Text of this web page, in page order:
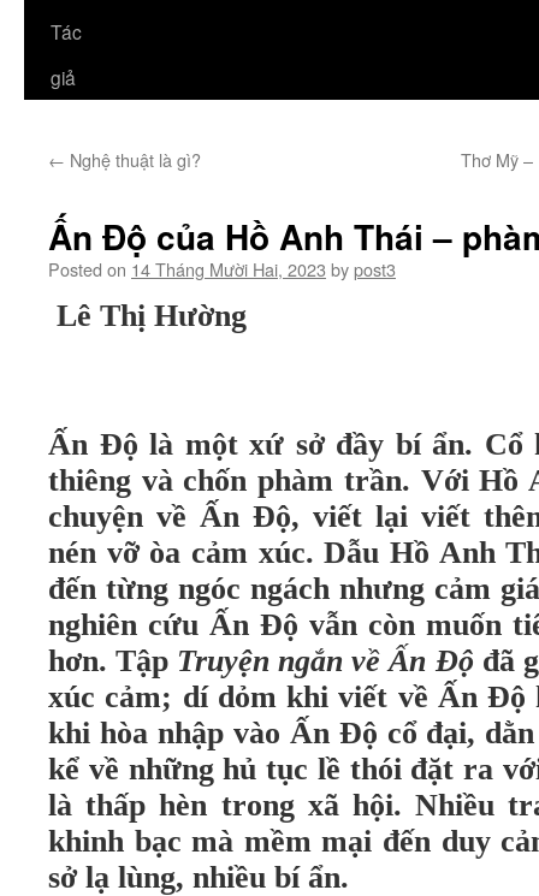
Tác
giả
← Nghệ thuật là gì? Thơ Mỹ –
Ấn Độ của Hồ Anh Thái –
Posted on 14 Tháng Mười Hai, 2023 bypost3
Lê Thị Hường
Ấn Độ là một xứ sở đầy bí ẩn. Cổ
thiêng và chốn phàm trần. Với Hồ
chuyện về Ấn Độ, viết lại viết
nén vỡ òa cảm xúc. Dẫu Hồ Anh
đến từng ngóc ngách nhưng cảm
nghiên cứu Ấn Độ vẫn còn muốn
hơn. Tập Truyện ngắn về Ấn Độ đã
xúc cảm; dí dỏm khi viết về Ấn Độ
khi hòa nhập vào Ấn Độ cổ đại,
kể về những hủ tục lề thói đặt ra
là thấp hèn trong xã hội. Nhiều
khinh bạc mà mềm mại đến duy
sở lạ lùng, nhiều bí ẩn.